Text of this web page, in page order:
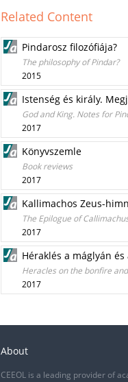
Related Content
Pindarosz filozófiája?
The philosophy of Pindar?
2015
Istenség és király.
God and King. Notes for
2017
Könyvszemle
Book reviews
2017
Kallimachos Zeus-
The Epilogue of
2017
Héraklés a máglyán
Heracles on the bonfire
2017
About
CEEOL is a leading provider of